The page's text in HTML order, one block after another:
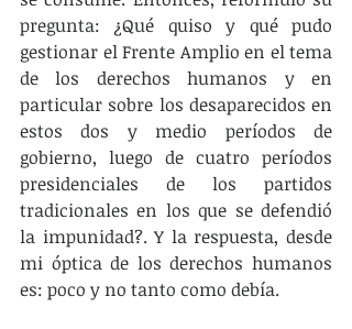
pregunta: ¿Qué quiso y qué pudo
gestionar el Frente Amplio en el tema
de los derechos humanos y en
particular sobre los desaparecidos en
estos dos y medio períodos de
gobierno, luego de cuatro períodos
presidenciales de los partidos
tradicionales en los que se defendió
la impunidad?. Y la respuesta, desde
mi óptica de los derechos humanos
es: poco y no tanto como debía.